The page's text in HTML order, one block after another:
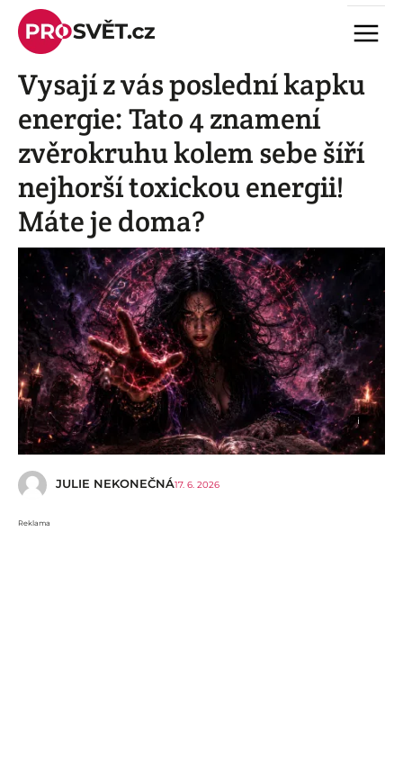
Skip
content
Menu
Vysají z vás poslední kapku
energie: Tato 4 znamení
zvěrokruhu kolem sebe šíří
nejhorší toxickou energii!
Máte je doma?
i
JULIE NEKONEČNÁ17. 6. 2026
Reklama